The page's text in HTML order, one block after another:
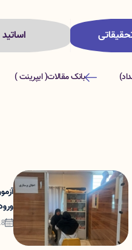
اساتید
بانک مقالات( ایپرینت )
ورودی 1400 در مورخ
18